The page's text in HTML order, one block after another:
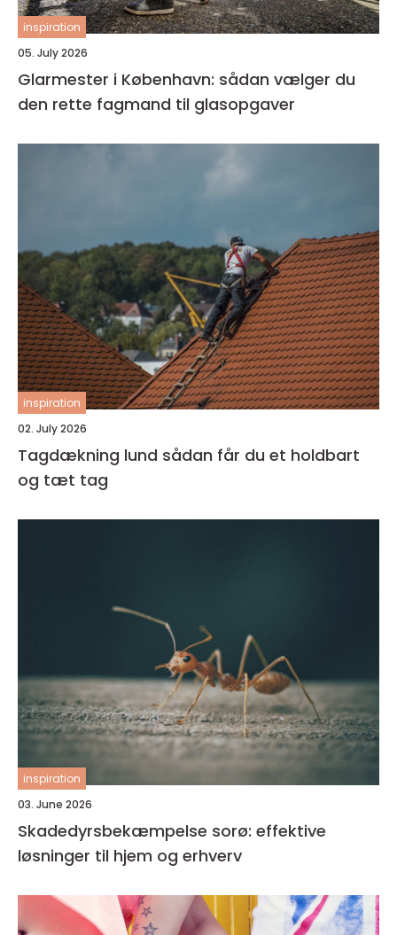
inspiration
05. July 2026
Glarmester i København: sådan vælger du
den rette fagmand til glasopgaver
inspiration
02. July 2026
Tagdækning lund sådan får du et holdbart
og tæt tag
inspiration
03. June 2026
Skadedyrsbekæmpelse sorø: effektive
løsninger til hjem og erhverv